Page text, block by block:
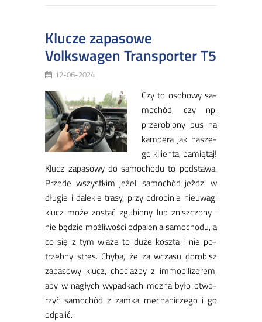
Klucze zapasowe
Volkswagen Transporter T5
12-06-2024
Czy to oso­bo­wy sa­
mo­chód, czy np.
prze­ro­bio­ny bus na
kam­pe­ra jak na­sze­
go kllien­ta, pa­mię­taj!
Klucz za­pa­so­wy do sa­mo­cho­du to pod­sta­wa.
Prze­de wszyst­kim je­że­li sa­mo­chód je­ździ w
dłu­gie i da­le­kie tra­sy, przy odro­bi­nie nie­uwa­gi
klucz mo­że zo­stać zgu­bio­ny lub znisz­czo­ny i
nie bę­dzie moż­li­wo­ści od­pa­le­nia sa­mo­cho­du, a
co się z tym wią­że to du­że kosz­ta i nie po­
trzeb­ny stres. Chy­ba, że za wcza­su do­ro­bisz
za­pa­so­wy klucz, cho­ciaż­by z im­mo­bi­li­ze­rem,
aby w na­głych wy­pad­kach moż­na by­ło otwo­
rzyć sa­mo­chód z zam­ka me­cha­ni­cze­go i go
od­pa­lić.